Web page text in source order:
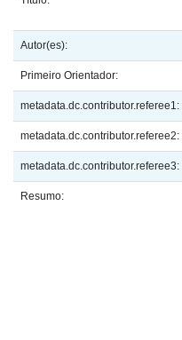
Autor(es):
Primeiro Orientador:
metadata.dc.contributor.referee1:
metadata.dc.contributor.referee2:
metadata.dc.contributor.referee3:
Resumo: